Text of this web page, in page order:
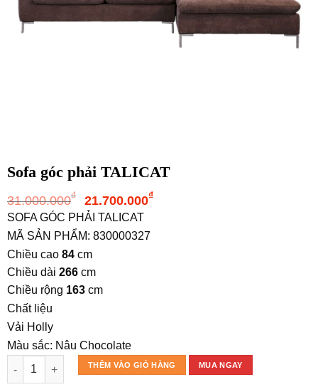
Sofa góc phải TALICAT
31.000.000₫
Giá
gốc
là:
31.000.000₫.
21.700.000₫Giá
SOFA GÓC PHẢI TALICAT
MÃ SẢN PHẨM: 830000327
Chiều cao 84 cm
Chiều dài 266 cm
Chiều rộng 163 cm
Chất liệu
Vải Holly
Màu sắc: Nâu Chocolate
Sofa góc phải TALICAT số lượng
THÊM VÀO GIỎ HÀNG MUA NGAY